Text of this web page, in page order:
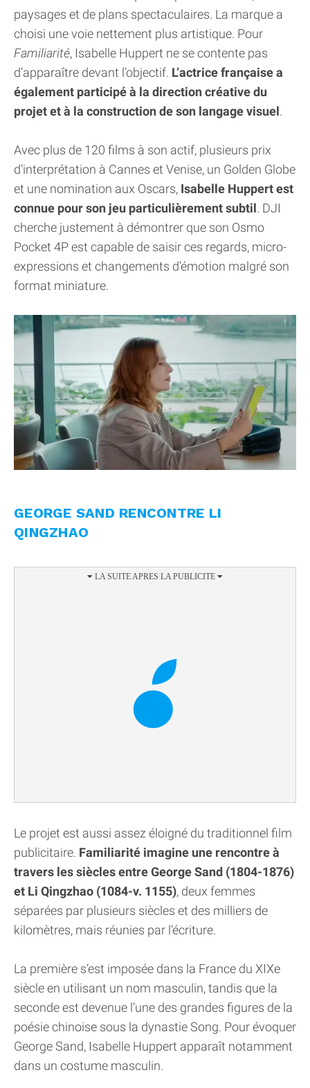
paysages et de plans spectaculaires. La marque a
choisi une voie nettement plus artistique. Pour
Familiarité, Isabelle Huppert ne se contente pas
d’apparaître devant l’objectif. L’actrice française a
également participé à la direction créative du
projet et à la construction de son langage visuel.
Avec plus de 120 films à son actif, plusieurs prix
d’interprétation à Cannes et Venise, un Golden Globe
et une nomination aux Oscars, Isabelle Huppert est
connue pour son jeu particulièrement subtil. DJI
cherche justement à démontrer que son Osmo
Pocket 4P est capable de saisir ces regards, micro-
expressions et changements d’émotion malgré son
format miniature.
GEORGE SAND RENCONTRE LI
QINGZHAO
Le projet est aussi assez éloigné du traditionnel film
publicitaire. Familiarité imagine une rencontre à
travers les siècles entre George Sand (1804-1876)
et Li Qingzhao (1084-v. 1155), deux femmes
séparées par plusieurs siècles et des milliers de
kilomètres, mais réunies par l’écriture.
La première s’est imposée dans la France du XIXe
siècle en utilisant un nom masculin, tandis que la
seconde est devenue l’une des grandes figures de la
poésie chinoise sous la dynastie Song. Pour évoquer
George Sand, Isabelle Huppert apparaît notamment
dans un costume masculin.